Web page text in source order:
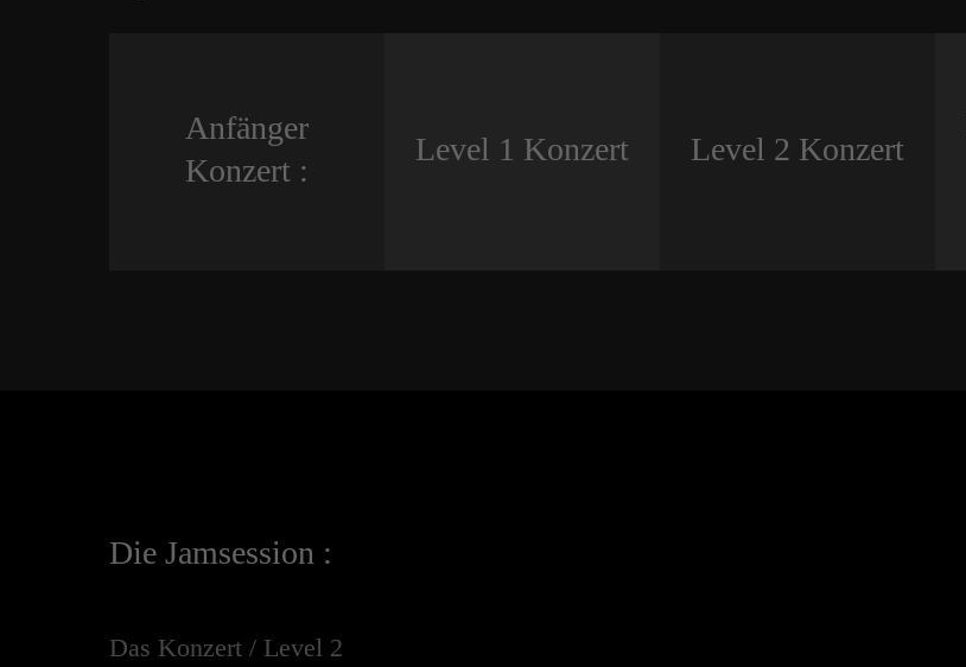
Anfänger
Konzert :
Level 1 Konzert Level 2 Konzert
Die Jamsession :
Das Konzert / Level 2